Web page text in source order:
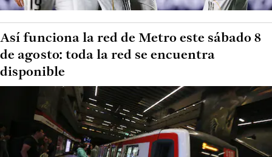
Así funciona la red de Metro este sábado 8
de agosto: toda la red se encuentra
disponible